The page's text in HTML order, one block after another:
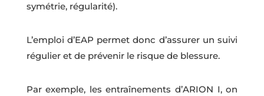
symétrie, régularité).
L’emploi d’EAP permet donc d’assurer un suivi
régulier et de prévenir le risque de blessure.
Par exemple, les entraînements d’ARION I, on